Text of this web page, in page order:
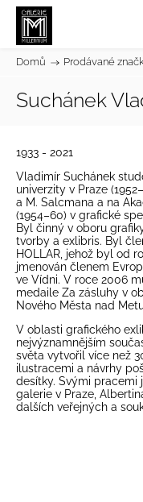
Domů / Prodávané
Suchánek
1933 - 2021
Vladimír Suchánek
univerzity v Praze
a M. Salcmana a na
(1954–60) v grafické
Byl činný v oboru
tvorby a exlibris. Byl
HOLLAR, jehož byl od
jmenován členem
ve Vídni. V roce 2006
medaile Za zásluhy v
Nového Města nad
V oblasti grafického
nejvýznamnějším
světa vytvořil více než
ilustracemi a návrhy
desítky. Svými pracemi
galerie v Praze,
dalších veřejných a